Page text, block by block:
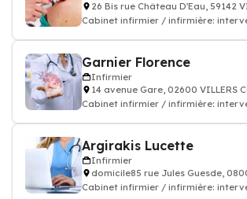
26 Bis rue Château D'Eau, 59142
Cabinet infirmier / infirmière:
Garnier Florence
Infirmier
14 avenue Gare, 02600 VILLERS
Cabinet infirmier / infirmière:
Argirakis Lucette
Infirmier
domicile85 rue Jules Guesde,
Cabinet infirmier / infirmière: